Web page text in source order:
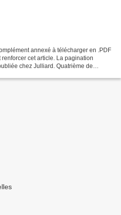
annexé à télécharger en .PDF
cet article. La pagination
chez Julliard. Quatrième de